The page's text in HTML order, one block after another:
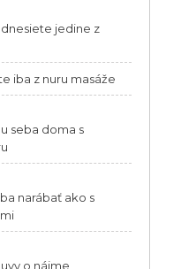
jedine z
iba z nuru masáže
seba doma s
narábať ako s
o nájme